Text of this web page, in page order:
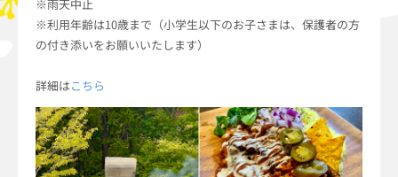
※雨天中止
※利用年齢は10歳まで（小学生以下のお子さまは、保護者の方
の付き添いをお願いいたします）
詳細はこちら